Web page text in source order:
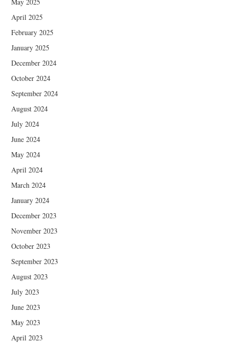
April 2025
February 2025
January 2025
December 2024
October 2024
September 2024
August 2024
July 2024
June 2024
May 2024
April 2024
March 2024
January 2024
December 2023
November 2023
October 2023
September 2023
August 2023
July 2023
June 2023
May 2023
April 2023